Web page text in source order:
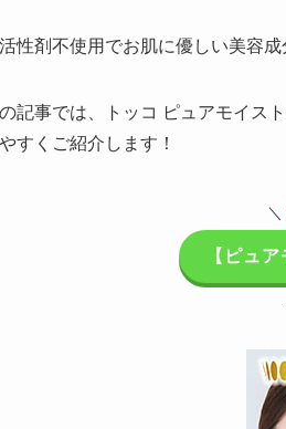
性剤不使用でお肌に優しい美容
記事では、トッコ ピュアモイス
すくご紹介します！
＼
【ピュ